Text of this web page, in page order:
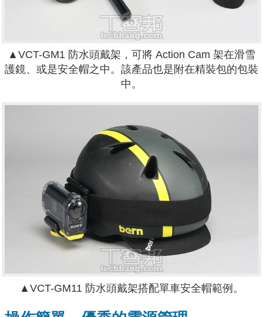
▲VCT-GM1 防水頭戴架，可將 Action Cam 架在滑雪
護鏡、或是安全帽之中。該產品也是附在精裝包的包裝
中。
▲ VCT-GM11 防水頭戴架搭配單車安全帽範例。